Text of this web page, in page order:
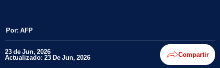
Por: AFP
23 de Jun, 2026
Actualizado: 23 De Jun, 2026 Compartir